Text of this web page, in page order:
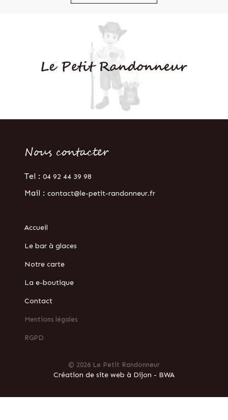
Nous contacter
Tel : 04 92 44 39 98
Mail : contact@le-petit-randonneur.fr
Accueil
Le bar à glaces
Notre carte
La e-boutique
Contact
Mentions légales
RGPD
© 2026 Le Petit Randonneur
Création de site web à Dijon - BWA